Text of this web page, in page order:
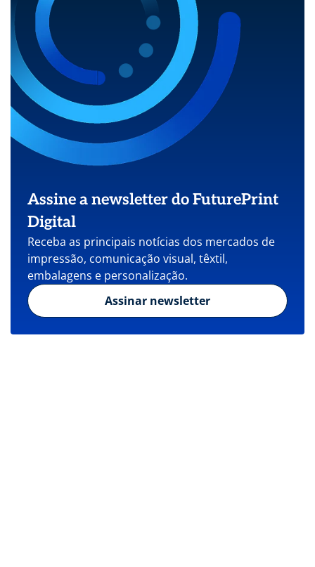
Assine a newsletter do FuturePrint
Digital
Receba as principais notícias dos mercados de
impressão, comunicação visual, têxtil,
embalagens e personalização.
Assinar newsletter